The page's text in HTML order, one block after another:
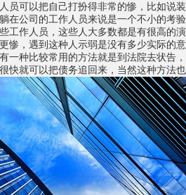
员可以把自己打扮得非常的惨，比如说
在公司的工作人员来说是一个不小的考
工作人员，这些人大多数都是有很高的
惨，遇到这种人示弱是没有多少实际的
一种比较常用的方法就是到法院去状告
快就可以把债务追回来，当然这种方法